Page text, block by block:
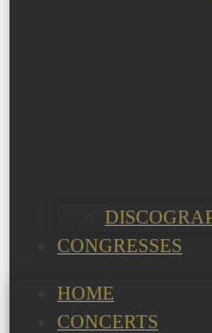
CONGRESSES
HOME
CONCERTS